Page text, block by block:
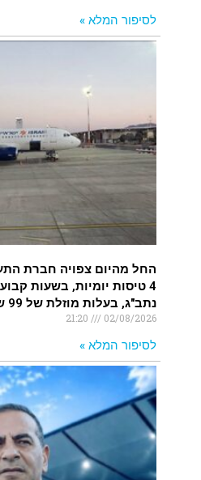
לסיפור המלא »
החל מהיום צפויה חברת
4 טיסות יומיות, בשעות
נתב"ג, בעלות מוזלת של 99 שח לכרטיס לכיוון
02/08/2026
לסיפור המלא »